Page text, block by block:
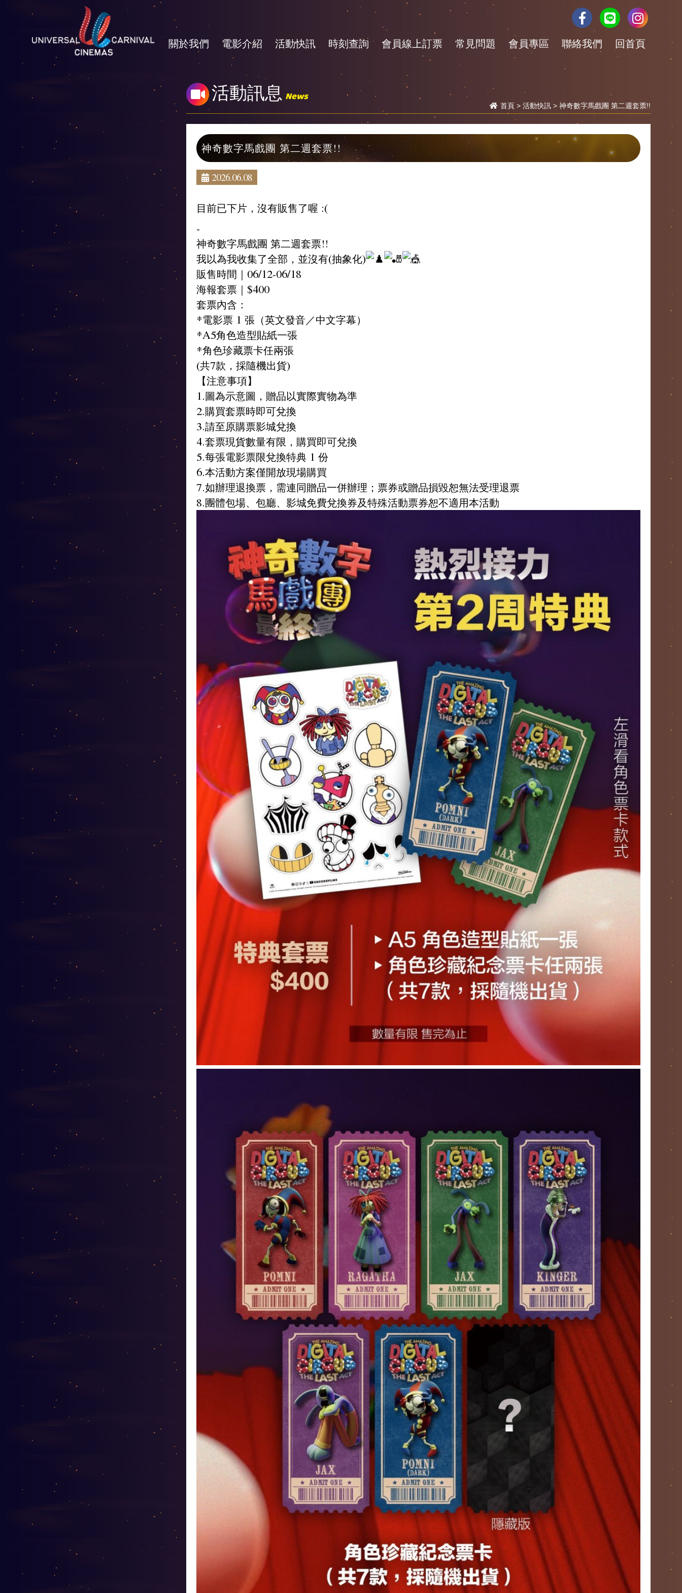
關於我們 電影介紹 活動快訊 時刻查詢 會員線上訂票 常見問題 會員專區 聯絡我們 回首頁
活動訊息 News
首頁 > 活動快訊 > 神奇數字馬戲團 第二週套票!!
神奇數字馬戲團 第二週套票!!
2026.06.08
目前已下片，沒有販售了喔 :(
-
神奇數字馬戲團 第二週套票!!
我以為我收集了全部，並沒有(抽象化)
販售時間｜06/12-06/18
海報套票｜$400
套票內含：
*電影票 1 張（英文發音／中文字幕）
*A5角色造型貼紙一張
*角色珍藏票卡任兩張
(共7款，採隨機出貨)
【注意事項】
1.圖為示意圖，贈品以實際實物為準
2.購買套票時即可兌換
3.請至原購票影城兌換
4.套票現貨數量有限，購買即可兌換
5.每張電影票限兌換特典 1 份
6.本活動方案僅開放現場購買
7.如辦理退換票，需連同贈品一併辦理；票券或贈品損毀恕無法受理退票
8.團體包場、包廳、影城免費兌換券及特殊活動票券恕不適用本活動